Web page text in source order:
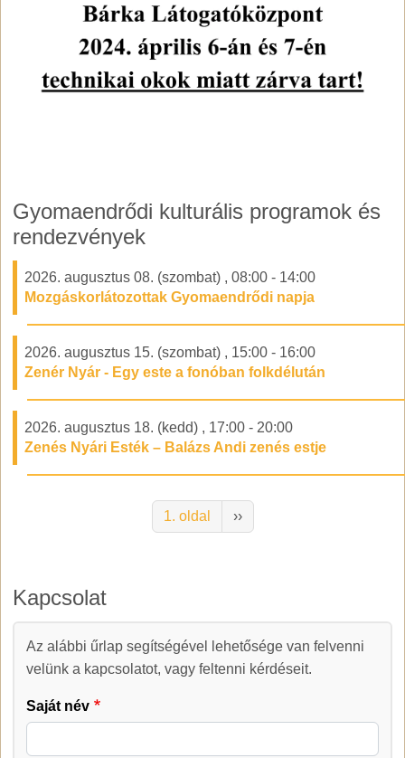
Gyomaendrődi kulturális programok és
rendezvények
2026. augusztus 08. (szombat) , 08:00 - 14:00
Mozgáskorlátozottak Gyomaendrődi napja
2026. augusztus 15. (szombat) , 15:00 - 16:00
Zenér Nyár - Egy este a fonóban folkdélután
2026. augusztus 18. (kedd) , 17:00 - 20:00
Zenés Nyári Esték – Balázs Andi zenés estje
1. oldal
Következő oldal
››
Kapcsolat
Kapcsolat
Az alábbi űrlap segítségével lehetősége van felvenni
velünk a kapcsolatot, vagy feltenni kérdéseit.
Saját név